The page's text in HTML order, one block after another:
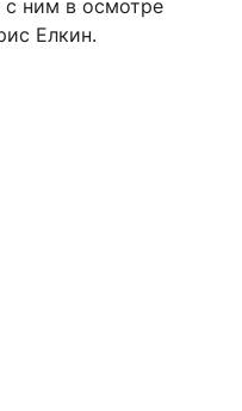
ним в осмотре
Елкин.